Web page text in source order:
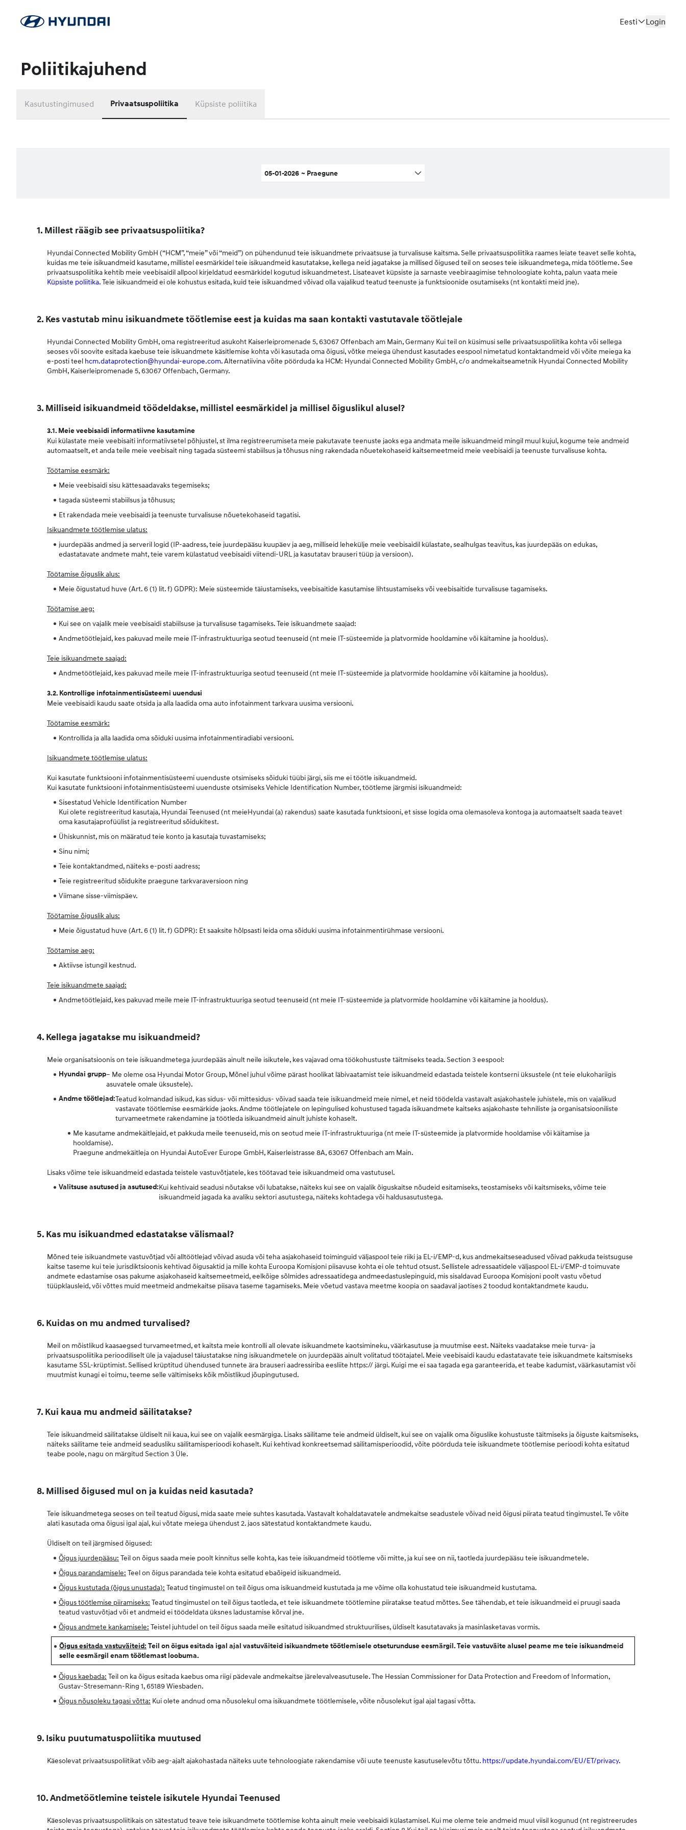
Eesti Login
Poliitikajuhend
Kasutustingimused Privaatsuspoliitika Küpsiste poliitika
05-01-2026 ~ Praegune
1. Millest räägib see privaatsuspoliitika?
Hyundai Connected Mobility GmbH (“HCM”, “meie” või “meid”) on pühendunud teie isikuandmete privaatsuse ja turvalisuse kaitsma. Selle privaatsuspoliitika raames leiate teavet selle kohta,
kuidas me teie isikuandmeid kasutame, millistel eesmärkidel teie isikuandmeid kasutatakse, kellega neid jagatakse ja millised õigused teil on seoses teie isikuandmetega, mida töötleme. See
privaatsuspoliitika kehtib meie veebisaidil allpool kirjeldatud eesmärkidel kogutud isikuandmetest. Lisateavet küpsiste ja sarnaste veebiraagimise tehnoloogiate kohta, palun vaata meie
Küpsiste poliitika.Teie isikuandmeid ei ole kohustus esitada, kuid teie isikuandmed võivad olla vajalikud teatud teenuste ja funktsioonide osutamiseks (nt kontakti meid jne).
2. Kes vastutab minu isikuandmete töötlemise eest ja kuidas ma saan kontakti vastutavale töötlejale
Hyundai Connected Mobility GmbH, oma registreeritud asukoht Kaiserleipromenade 5, 63067 Offenbach am Main, Germany Kui teil on küsimusi selle privaatsuspoliitika kohta või sellega
seoses või soovite esitada kaebuse teie isikuandmete käsitlemise kohta või kasutada oma õigusi, võtke meiega ühendust kasutades eespool nimetatud kontaktandmeid või võite meiega ka
e-posti teel hcm.dataprotection@hyundai-europe.com.Alternatiivina võite pöörduda ka HCM: Hyundai Connected Mobility GmbH, c/o andmekaitseametnik Hyundai Connected Mobility
GmbH, Kaiserleipromenade 5, 63067 Offenbach, Germany.
3. Milliseid isikuandmeid töödeldakse, millistel eesmärkidel ja millisel õiguslikul alusel?
3.1. Meie veebisaidi informatiivne kasutamine
Kui külastate meie veebisaiti informatiivsetel põhjustel, st ilma registreerumiseta meie pakutavate teenuste jaoks ega andmata meile isikuandmeid mingil muul kujul, kogume teie andmeid
automaatselt, et anda teile meie veebisait ning tagada süsteemi stabiilsus ja tõhusus ning rakendada nõuetekohaseid kaitsemeetmeid meie veebisaidi ja teenuste turvalisuse kohta.
Töötamise eesmärk:
Meie veebisaidi sisu kättesaadavaks tegemiseks;
tagada süsteemi stabiilsus ja tõhusus;
Et rakendada meie veebisaidi ja teenuste turvalisuse nõuetekohaseid tagatisi.
Isikuandmete töötlemise ulatus:
juurdepääs andmed ja serveril logid (IP-aadress, teie juurdepääsu kuupäev ja aeg, milliseid lehekülje meie veebisaidil külastate, sealhulgas teavitus, kas juurdepääs on edukas,
edastatavate andmete maht, teie varem külastatud veebisaidi viitendi-URL ja kasutatav brauseri tüüp ja versioon).
Töötamise õiguslik alus:
Meie õigustatud huve (Art. 6 (1) lit. f) GDPR): Meie süsteemide täiustamiseks, veebisaitide kasutamise lihtsustamiseks või veebisaitide turvalisuse tagamiseks.
Töötamise aeg:
Kui see on vajalik meie veebisaidi stabiilsuse ja turvalisuse tagamiseks. Teie isikuandmete saajad:
Andmetöötlejaid, kes pakuvad meile meie IT-infrastruktuuriga seotud teenuseid (nt meie IT-süsteemide ja platvormide hooldamine või käitamine ja hooldus).
Teie isikuandmete saajad:
Andmetöötlejaid, kes pakuvad meile meie IT-infrastruktuuriga seotud teenuseid (nt meie IT-süsteemide ja platvormide hooldamine või käitamine ja hooldus).
3.2. Kontrollige infotainmentisüsteemi uuendusi
Meie veebisaidi kaudu saate otsida ja alla laadida oma auto infotainment tarkvara uusima versiooni.
Töötamise eesmärk:
Kontrollida ja alla laadida oma sõiduki uusima infotainmentiradiabi versiooni.
Isikuandmete töötlemise ulatus:
Kui kasutate funktsiooni infotainmentisüsteemi uuenduste otsimiseks sõiduki tüübi järgi, siis me ei töötle isikuandmeid.
Kui kasutate funktsiooni infotainmentisüsteemi uuenduste otsimiseks Vehicle Identification Number, töötleme järgmisi isikuandmeid:
Sisestatud Vehicle Identification Number
Kui olete registreeritud kasutaja, Hyundai Teenused (nt meieHyundai (a) rakendus) saate kasutada funktsiooni, et sisse logida oma olemasoleva kontoga ja automaatselt saada teavet
oma kasutajaprofüülist ja registreeritud sõidukitest.
Ühiskunnist, mis on määratud teie konto ja kasutaja tuvastamiseks;
Sinu nimi;
Teie kontaktandmed, näiteks e-posti aadress;
Teie registreeritud sõidukite praegune tarkvaraversioon ning
Viimane sisse-viimispäev.
Töötamise õiguslik alus:
Meie õigustatud huve (Art. 6 (1) lit. f) GDPR): Et saaksite hõlpsasti leida oma sõiduki uusima infotainmentirühmase versiooni.
Töötamise aeg:
Aktiivse istungil kestnud.
Teie isikuandmete saajad:
Andmetöötlejaid, kes pakuvad meile meie IT-infrastruktuuriga seotud teenuseid (nt meie IT-süsteemide ja platvormide hooldamine või käitamine ja hooldus).
4. Kellega jagatakse mu isikuandmeid?
Meie organisatsioonis on teie isikuandmetega juurdepääs ainult neile isikutele, kes vajavad oma töökohustuste täitmiseks teada. Section 3 eespool:
Hyundai grupp– Me oleme osa Hyundai Motor Group, Mõnel juhul võime pärast hoolikat läbivaatamist teie isikuandmeid edastada teistele kontserni üksustele (nt teie elukohariigis
asuvatele omale üksustele).
Andme töötlejad:Teatud kolmandad isikud, kas sidus- või mittesidus- võivad saada teie isikuandmeid meie nimel, et neid töödelda vastavalt asjakohastele juhistele, mis on vajalikud
vastavate töötlemise eesmärkide jaoks. Andme töötlejatele on lepingulised kohustused tagada isikuandmete kaitseks asjakohaste tehniliste ja organisatsiooniliste
turvameetmete rakendamine ja töötleda isikuandmeid ainult juhiste kohaselt.
Me kasutame andmekäitlejaid, et pakkuda meile teenuseid, mis on seotud meie IT-infrastruktuuriga (nt meie IT-süsteemide ja platvormide hooldamise või käitamise ja
hooldamise).
Praegune andmekäitleja on Hyundai AutoEver Europe GmbH, Kaiserleistrasse 8A, 63067 Offenbach am Main.
Lisaks võime teie isikuandmeid edastada teistele vastuvõtjatele, kes töötavad teie isikuandmeid oma vastutusel.
Valitsuse asutused ja asutused:Kui kehtivaid seadusi nõutakse või lubatakse, näiteks kui see on vajalik õiguskaitse nõudeid esitamiseks, teostamiseks või kaitsmiseks, võime teie
isikuandmeid jagada ka avaliku sektori asutustega, näiteks kohtadega või haldusasutustega.
5. Kas mu isikuandmed edastatakse välismaal?
Mõned teie isikuandmete vastuvõtjad või alltöötlejad võivad asuda või teha asjakohaseid toiminguid väljaspool teie riiki ja EL-i/EMP-d, kus andmekaitseseadused võivad pakkuda teistsuguse
kaitse taseme kui teie jurisdiktsioonis kehtivad õigusaktid ja mille kohta Euroopa Komisjoni piisavuse kohta ei ole tehtud otsust. Sellistele adressaatidele väljaspool EL-i/EMP-d toimuvate
andmete edastamise osas pakume asjakohaseid kaitsemeetmeid, eelkõige sõlmides adressaatidega andmeedastuslepinguid, mis sisaldavad Euroopa Komisjoni poolt vastu võetud
tüüpklausleid, või võttes muid meetmeid andmekaitse piisava taseme tagamiseks. Meie võetud vastava meetme koopia on saadaval jaotises 2 toodud kontaktandmete kaudu.
6. Kuidas on mu andmed turvalised?
Meil on mõistlikud kaasaegsed turvameetmed, et kaitsta meie kontrolli all olevate isikuandmete kaotsimineku, väärkasutuse ja muutmise eest. Näiteks vaadatakse meie turva- ja
privaatsuspoliitika perioodiliselt üle ja vajadusel täiustatakse ning isikuandmetele on juurdepääs ainult volitatud töötajatel. Meie veebisaidi kaudu edastatavate teie isikuandmete kaitsmiseks
kasutame SSL-krüptimist. Sellised krüptitud ühendused tunnete ära brauseri aadressiriba eesliite https:// järgi. Kuigi me ei saa tagada ega garanteerida, et teabe kadumist, väärkasutamist või
muutmist kunagi ei toimu, teeme selle vältimiseks kõik mõistlikud jõupingutused.
7. Kui kaua mu andmeid säilitatakse?
Teie isikuandmeid säilitatakse üldiselt nii kaua, kui see on vajalik eesmärgiga. Lisaks säilitame teie andmeid üldiselt, kui see on vajalik oma õiguslike kohustuste täitmiseks ja õiguste kaitsmiseks,
näiteks säilitame teie andmeid seadusliku säilitamisperioodi kohaselt. Kui kehtivad konkreetsemad säilitamisperioodid, võite pöörduda teie isikuandmete töötlemise perioodi kohta esitatud
teabe poole, nagu on märgitud Section 3 Üle.
8. Millised õigused mul on ja kuidas neid kasutada?
Teie isikuandmetega seoses on teil teatud õigusi, mida saate meie suhtes kasutada. Vastavalt kohaldatavatele andmekaitse seadustele võivad neid õigusi piirata teatud tingimustel. Te võite
alati kasutada oma õigusi igal ajal, kui võtate meiega ühendust 2. jaos sätestatud kontaktandmete kaudu.
Üldiselt on teil järgmised õigused:
Õigus juurdepääsu: Teil on õigus saada meie poolt kinnitus selle kohta, kas teie isikuandmeid töötleme või mitte, ja kui see on nii, taotleda juurdepääsu teie isikuandmetele.
Õigus parandamisele: Teel on õigus parandada teie kohta esitatud ebaõigeid isikuandmeid.
Õigus kustutada (õigus unustada): Teatud tingimustel on teil õigus oma isikuandmeid kustutada ja me võime olla kohustatud teie isikuandmeid kustutama.
Õigus töötlemise piiramiseks: Teatud tingimustel on teil õigus taotleda, et teie isikuandmete töötlemine piiratakse teatud mõttes. See tähendab, et teie isikuandmeid ei pruugi saada
teatud vastuvõtjad või et andmeid ei töödeldata üksnes ladustamise kõrval jne.
Õigus andmete kankamisele: Teistel juhtudel on teil õigus saada meile esitatud isikuandmed struktuurilises, üldiselt kasutatavaks ja masinlasketavas vormis.
Õigus esitada vastuväiteid: Teil on õigus esitada igal ajal vastuväiteid isikuandmete töötlemisele otseturunduse eesmärgil. Teie vastuväite alusel peame me teie isikuandmeid
selle eesmärgil enam töötlemast loobuma.
Õigus kaebada: Teil on ka õigus esitada kaebus oma riigi pädevale andmekaitse järelevalveasutusele. The Hessian Commissioner for Data Protection and Freedom of Information,
Gustav-Stresemann-Ring 1, 65189 Wiesbaden.
Õigus nõusoleku tagasi võtta: Kui olete andnud oma nõusolekul oma isikuandmete töötlemisele, võite nõusolekut igal ajal tagasi võtta.
9. Isiku puutumatuspoliitika muutused
Käesolevat privaatsuspoliitikat võib aeg-ajalt ajakohastada näiteks uute tehnoloogiate rakendamise või uute teenuste kasutuselevõtu tõttu. https://update.hyundai.com/EU/ET/privacy.
10. Andmetöötlemine teistele isikutele Hyundai Teenused
Käesolevas privaatsuspoliitikais on sätestatud teave teie isikuandmete töötlemise kohta ainult meie veebisaidi külastamisel. Kui me oleme teie andmeid muul viisil kogunud (nt registreerudes